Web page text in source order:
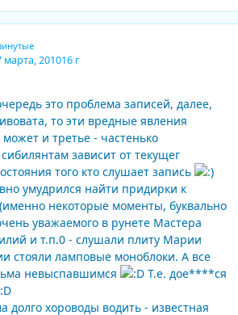
марта, 201016 г
это проблема записей, далее,
то эти вредные явления
и третье - частенько
зависит от текущег
того кто слушает запись
умудрился найти придирки к
некоторые моменты, буквально
уважаемого в рунете Мастера
и т.п.0 - слушали плиту Марии
стояли ламповые моноблоки. А все
невыспавшимся
Т.е. дое****ся
долго хороводы водить - известная